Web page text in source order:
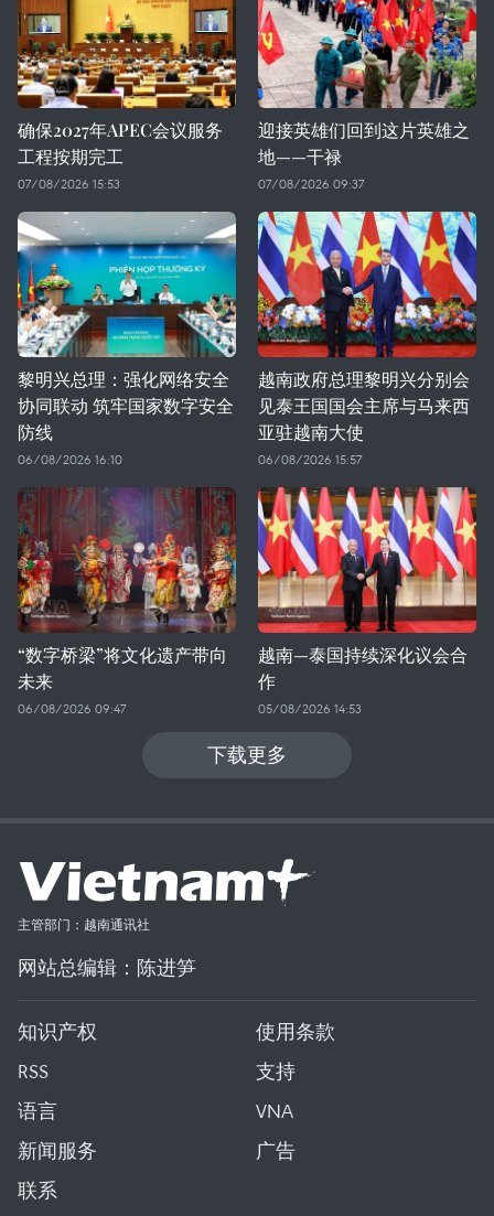
确保2027年APEC会议服务
工程按期完工
07/08/2026 15:53
迎接英雄们回到这片英雄之
地——干禄
07/08/2026 09:37
黎明兴总理：强化网络安全
协同联动 筑牢国家数字安全
防线
06/08/2026 16:10
越南政府总理黎明兴分别会
见泰王国国会主席与马来西
亚驻越南大使
06/08/2026 15:57
“数字桥梁”将文化遗产带向
未来
06/08/2026 09:47
越南—泰国持续深化议会合
作
05/08/2026 14:53
下载更多
主管部门：越南通讯社
网站总编辑：陈进笋
知识产权
使用条款
RSS
支持
语言
VNA
新闻服务
广告
联系